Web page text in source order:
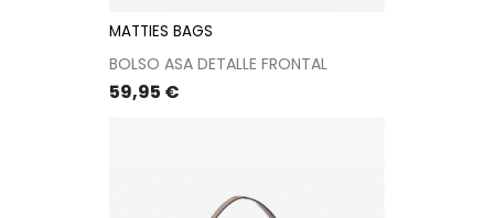
MATTIES BAGS
BOLSO ASA DETALLE FRONTAL
Precio
59,95 €